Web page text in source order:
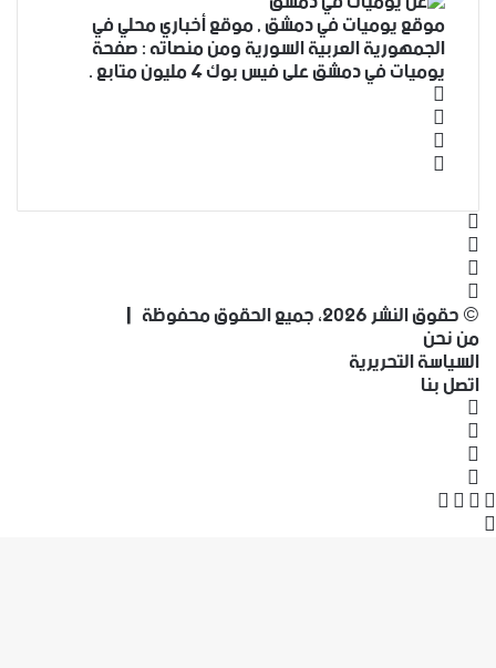
موقع يوميات في دمشق , موقع أخباري محلي في
الجمهورية العربية السورية ومن منصاته : صفحة
يوميات في دمشق على فيس بوك 4 مليون متابع .
فيسبوك
فيسبوك
© حقوق النشر 2026، جميع الحقوق محفوظة |
من نحن
السياسة التحريرية
اتصل بنا
فيسبوك
فيسبوك
‫Xواتساب زر